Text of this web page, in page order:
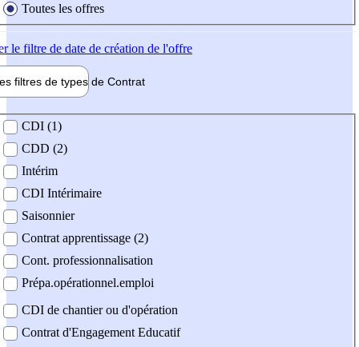
Toutes les offres
le filtre de date de création de l'offre
filtres de types de Contrat
contrat
CDI (1)
CDD (2)
Intérim
CDI Intérimaire
Saisonnier
Contrat apprentissage (2)
Cont. professionnalisation
Prépa.opérationnel.emploi
CDI de chantier ou d'opération
Contrat d'Engagement Educatif